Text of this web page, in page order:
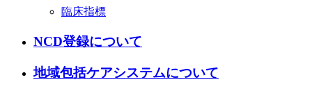
臨床指標
NCD登録について
地域包括ケアシステムについて